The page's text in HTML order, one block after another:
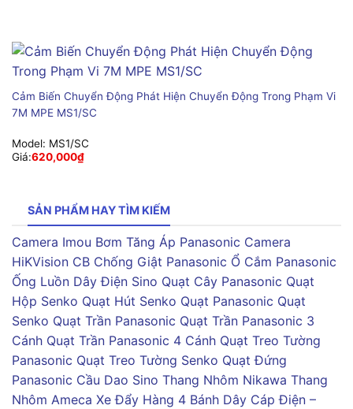
Cảm Biến Chuyển Động Phát Hiện Chuyển Động Trong Phạm Vi
7M MPE MS1/SC
Model: MS1/SC
Giá:620,000₫
SẢN PHẨM HAY TÌM KIẾM
Camera Imou Bơm Tăng Áp Panasonic Camera
HiKVision CB Chống Giật Panasonic Ổ Cắm Panasonic
Ống Luồn Dây Điện Sino Quạt Cây Panasonic Quạt
Hộp Senko Quạt Hút Senko Quạt Panasonic Quạt
Senko Quạt Trần Panasonic Quạt Trần Panasonic 3
Cánh Quạt Trần Panasonic 4 Cánh Quạt Treo Tường
Panasonic Quạt Treo Tường Senko Quạt Đứng
Panasonic Cầu Dao Sino Thang Nhôm Nikawa Thang
Nhôm Ameca Xe Đẩy Hàng 4 Bánh Dây Cáp Điện –